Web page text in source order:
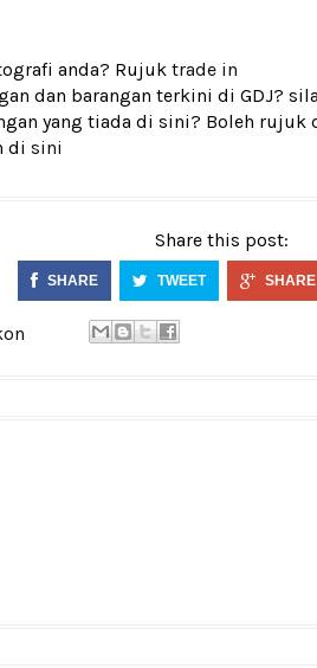
anda? Rujuk trade in
dan barangan terkini di GDJ?
yang tiada di sini? Boleh rujuk
di sini
Share this post:
SHARE TWEET SHARE